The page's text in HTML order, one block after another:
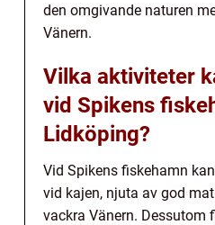
den omgivande naturen
Vänern.
Vilka aktiviteter
vid Spikens
Lidköping?
Vid Spikens fiskehamn
vid kajen, njuta av god
vackra Vänern. Dessutom